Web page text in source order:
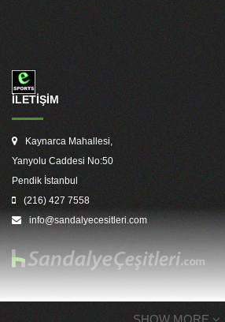
İLETİŞİM
Kaynarca Mahallesi,
Yanyolu Caddesi No:50
Pendik İstanbul
(216) 427 7558
info@sandalyecesitleri.com
SHOW MORE